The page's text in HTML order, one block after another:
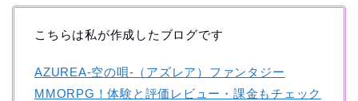
こちらは私が作成したブログです
AZUREA-空の唄-（アズレア）ファンタジー
MMORPG！体験と評価レビュー・課金もチェック